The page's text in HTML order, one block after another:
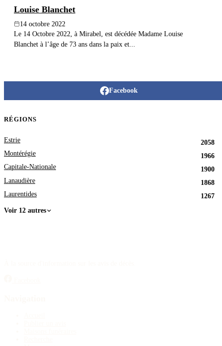
Louise Blanchet
14 octobre 2022
Le 14 Octobre 2022, à Mirabel, est décédée Madame Louise
Blanchet à l’âge de 73 ans dans la paix et...
Facebook
RÉGIONS
Estrie
2058
Montérégie
1966
Capitale-Nationale
1900
Lanaudière
1868
Laurentides
1267
Voir 12 autres